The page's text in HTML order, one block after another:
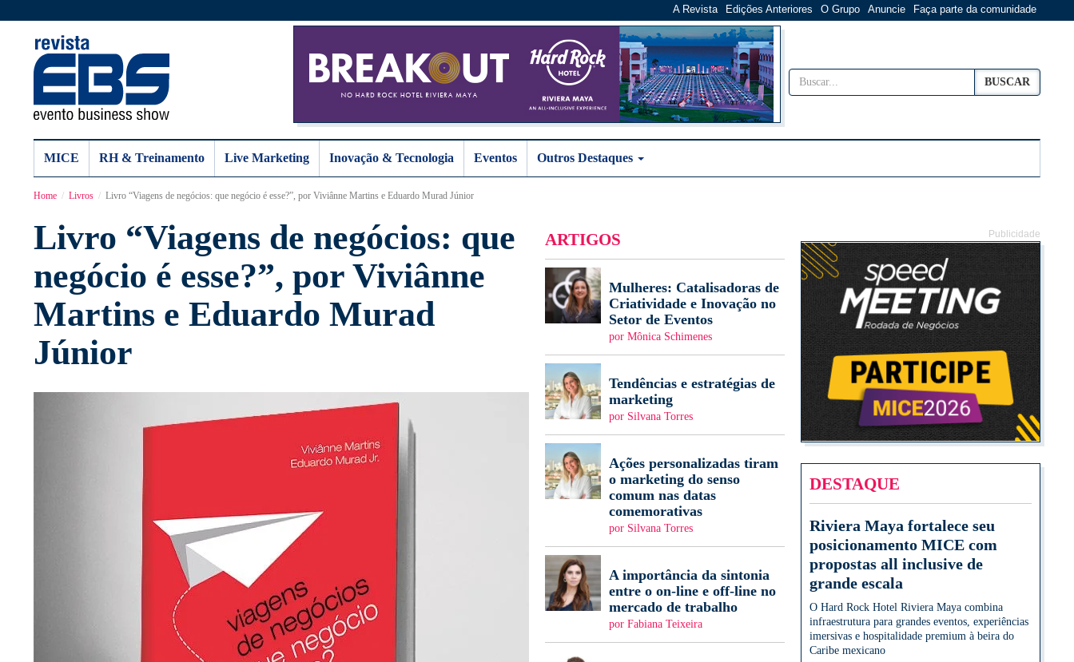
A Revista Edições Anteriores O Grupo Anuncie Faça parte da comunidade
BUSCAR
MICE RH & Treinamento Live Marketing Inovação & Tecnologia Eventos Outros Destaques
Home Livros Livro “Viagens de negócios: que negócio é esse?”, por Viviânne Martins e Eduardo Murad Júnior
Livro “Viagens de negócios: que
negócio é esse?”, por Viviânne
Martins e Eduardo Murad
Júnior
ARTIGOS
Mulheres: Catalisadoras de
Criatividade e Inovação no
Setor de Eventos
por Mônica Schimenes
Tendências e estratégias de
marketing
por Silvana Torres
Ações personalizadas tiram
o marketing do senso
comum nas datas
comemorativas
por Silvana Torres
A importância da sintonia
entre o on-line e off-line no
mercado de trabalho
por Fabiana Teixeira
Publicidade
DESTAQUE
Riviera Maya fortalece seu
posicionamento MICE com
propostas all inclusive de
grande escala
O Hard Rock Hotel Riviera Maya combina
infraestrutura para grandes eventos, experiências
imersivas e hospitalidade premium à beira do
Caribe mexicano